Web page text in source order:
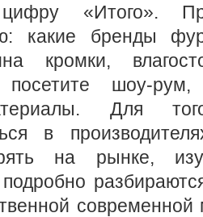
«Итого».
какие бренды
кромки,
посетите шоу-
Для
в
на рынке,